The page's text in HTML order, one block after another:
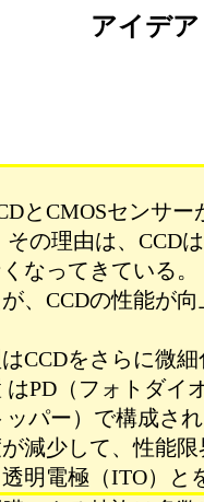
アイデ
とCMOSセンサ
その理由は、CCD
なってきている
、CCDの性能が
CCDをさらに微
はPD（フォトダイ
パー）で構成さ
減少して、性能
明電極（ITO）と